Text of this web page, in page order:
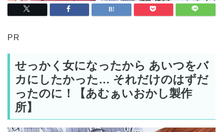
PR
せっかく女になったから あいつをバ
カにしたかった… それだけのはずだ
ったのに！【あむぁいおかし製作
所】